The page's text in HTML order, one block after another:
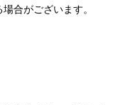
合がございます。